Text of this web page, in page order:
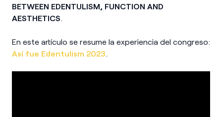
BETWEEN EDENTULISM, FUNCTION AND
AESTHETICS.
En este artículo se resume la experiencia del congreso:
Así fue Edentulism 2023.